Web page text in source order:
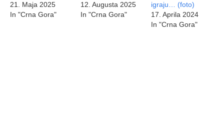
21. Maja 2025
In "Crna Gora"
12. Augusta 2025
In "Crna Gora"
igraju… (foto)
17. Aprila 2024
In "Crna Gora"